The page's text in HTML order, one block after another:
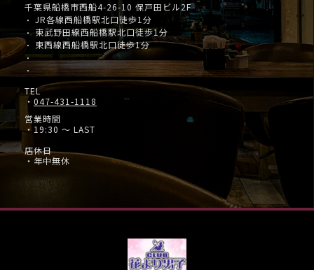
千葉県船橋市西船4-26-10 保戸田ビル2F
・ JR各線西船橋駅北口徒歩1分
・東武野田線西船橋駅北口徒歩1分
・ 東西線西船橋駅北口徒歩1分
・
・
TEL
・ 047-431-1118
営業時間
・19:30 ～ LAST
店休日
・年中無休